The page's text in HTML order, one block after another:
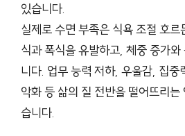
있습니다.
실제로 수면 부족은 식욕 조절 호
식과 폭식을 유발하고, 체중 증가
니다. 업무 능력 저하, 우울감, 집중
악화 등 삶의 질 전반을 떨어뜨리
습니다.